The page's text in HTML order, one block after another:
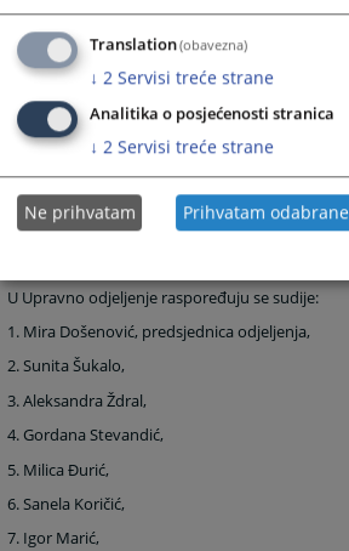
5. Dragomir Obradović,
6. Dragomirka Stanojević,
7. Gordana Ratković,
8. Šejla Husić,
9. Danijela Šarčević,
10. Gordana Vinojčić-Topić.
U Upravno odjeljenje raspoređuju se sudije:
1. Mira Došenović, predsjednica odjeljenja,
2. Sunita Šukalo,
3. Aleksandra Ždral,
4. Gordana Stevandić,
5. Milica Đurić,
6. Sanela Koričić,
7. Igor Marić,
Translation(obavezna)
↓ 2 Servisi treće strane
Analitika o posjećenosti stranica
↓ 2 Servisi treće strane
Ne prihvatam Prihvatam odabrane